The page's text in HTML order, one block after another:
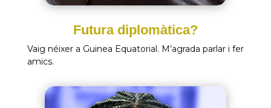
Futura diplomàtica?
Vaig néixer a Guinea Equatorial. M’agrada parlar i fer
amics.